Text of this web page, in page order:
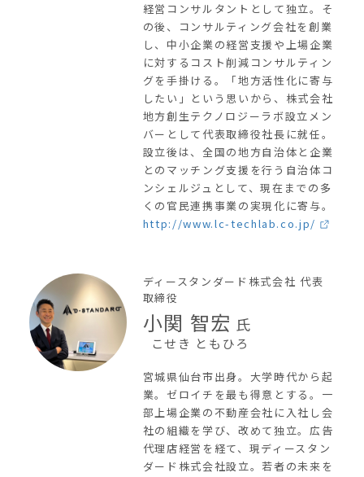
経営コンサルタントとして独立。そ
の後、コンサルティング会社を創業
し、中小企業の経営支援や上場企業
に対するコスト削減コンサルティン
グを手掛ける。「地方活性化に寄与
したい」という思いから、株式会社
地方創生テクノロジーラボ設立メン
バーとして代表取締役社長に就任。
設立後は、全国の地方自治体と企業
とのマッチング支援を行う自治体コ
ンシェルジュとして、現在までの多
くの官民連携事業の実現化に寄与。
http://www.lc-techlab.co.jp/
ディースタンダード株式会社 代表
取締役
小関 智宏 氏
こせき ともひろ
宮城県仙台市出身。大学時代から起
業。ゼロイチを最も得意とする。一
部上場企業の不動産会社に入社し会
社の組織を学び、改めて独立。広告
代理店経営を経て、現ディースタン
ダード株式会社設立。若者の未来を